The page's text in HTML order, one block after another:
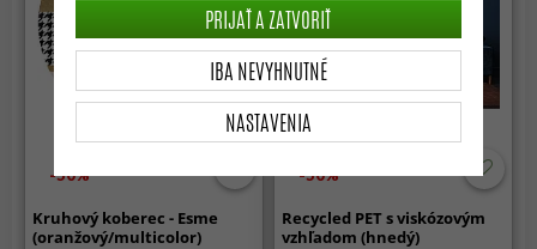
-50%
Kruhový koberec - Esme
(oranžový/multicolor)
-50%
Recycled PET s viskózovým
vzhľadom (hnedý)
NASTAVENIA
IBA NEVYHNUTNÉ
PRIJAŤ A ZATVORIŤ